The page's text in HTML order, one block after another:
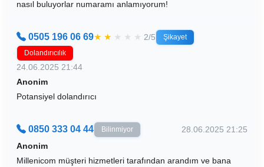
nasıl buluyorlar numaramı anlamıyorum!
0505 196 06 69★ ★ ★ ★ ★ 2/5
Şikayet
Dolandırıcılık
24.06.2025 21:44
Anonim
Potansiyel dolandırıcı
0850 333 04 44 Bilinmiyor
28.06.2025 21:25
Anonim
Millenicom müşteri hizmetleri tarafından arandım ve bana